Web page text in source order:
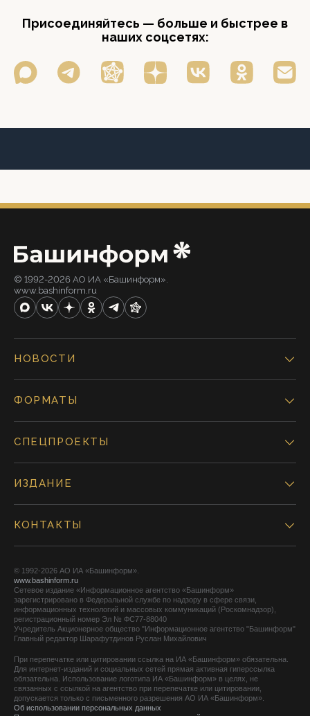
Присоединяйтесь — больше и быстрее в
наших соцсетях:
© 1992-2026 АО ИА «Башинформ».
www.bashinform.ru
НОВОСТИ
ФОРМАТЫ
СПЕЦПРОЕКТЫ
ИЗДАНИЕ
КОНТАКТЫ
© 1992-2026 АО ИА «Башинформ».
www.bashinform.ru
Сетевое издание «Информационное агентство «Башинформ»
зарегистрировано в Федеральной службе по надзору в сфере связи,
информационных технологий и массовых коммуникаций (Роскомнадзор),
регистрационный номер Эл № ФС77-88040
Учредитель Акционерное общество "Информационное агентство "Башинформ"
Главный редактор Шарафутдинов Руслан Михайлович
При перепечатке или цитировании ссылка на ИА «Башинформ» обязательна.
Для интернет-изданий и социальных сетей прямая активная гиперссылка
обязательна. Использование логотипа ИА «Башинформ» в целях, не
связанных с ссылкой на агентство при перепечатке или цитировании,
допускается только с письменного разрешения АО ИА «Башинформ».
Об использовании персональных данных